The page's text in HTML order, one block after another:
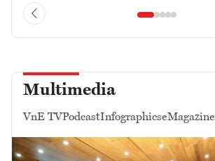
Multimedia
VnE TVPodcastInfographicseMagazine